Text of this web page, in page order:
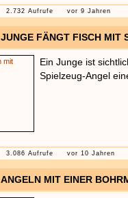
2.732 Aufrufe vor 9 Jahren
JUNGE FÄNGT FISCH MIT
Ein Junge ist
Spielzeug-Angel
3.086 Aufrufe vor 10 Jahren
ANGELN MIT EINER